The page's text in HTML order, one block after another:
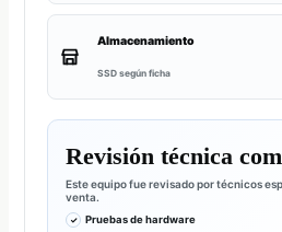
Almacenamiento
SSD según ficha
Revisión técnica
Este equipo fue revisado por técnicos
venta.
Pruebas de hardware